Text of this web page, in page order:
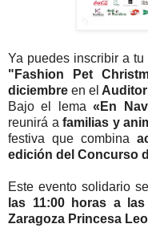
Ya puedes inscribir a tu
"Fashion Pet
diciembre en el
Bajo el lema«En
reunirá afamilias y
festiva que combina
edición del Concurso
Este evento solidario
las 11:00 horas a
Zaragoza Princesa